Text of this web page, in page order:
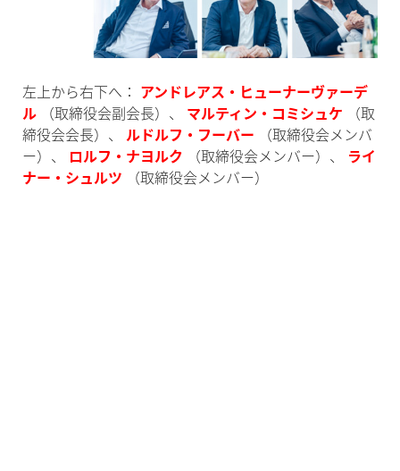
左上から右下へ： アンドレアス・ヒューナーヴァーデ
ル
（取締役会副会長）、 マルティン・コミシュケ
（取
締役会会長）、
ルドルフ・フーバー
（取締役会メンバ
ー）、
ロルフ・ナヨルク （取締役会メンバー）、
ライ
ナー・シュルツ
（取締役会メンバー）